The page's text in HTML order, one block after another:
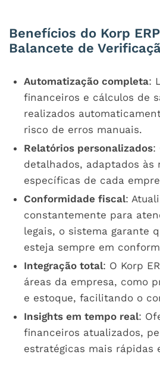
Benefícios do Korp
Balancete de
Automatização completa:
financeiros e cálculos de
realizados
risco de erros manuais.
Relatórios personalizados:
detalhados, adaptados às
específicas de cada
Conformidade fiscal:
constantemente para
legais, o sistema garante
esteja sempre em
Integração total: O Korp
áreas da empresa, como
e estoque, facilitando o
Insights em tempo real:
financeiros atualizados,
estratégicas mais rápidas